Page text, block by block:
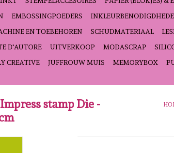
EMBOSSINGPOEDERS
EN TOEBEHOREN
SCHUDMATERIAAL
D'AUTORE
UITVERKOOP MODASCRAP
CREATIVE
JUFFROUW MUIS MEMORYBOX
stamp Die -